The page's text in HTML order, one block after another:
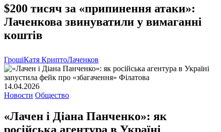
$200 тисяч за «припинення атаки»:
Лаченкова звинуватили у вимаганні
коштів
ГрошіКатя КриптоЛаченков
14.04.2026
Новости Общество
«Лачен і Діана Панченко»: як